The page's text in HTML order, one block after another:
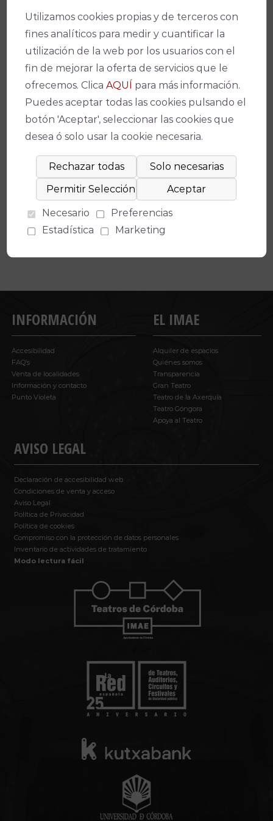
*Disponible para un número limitado de
localidades por espectáculo
Facebook
X WhatsApp
Email
Copy
Link
Espectáculos relacionados
No se ha encontrado un evento relacionado.
INFORMACIÓN
Accesibilidad
FAQ’s
Venta de localidades
Información y contacto
Punto Violeta
AVISO LEGAL
Declaración de accesibilidad web
Condiciones de venta y acceso
Aviso Legal
Política de Privacidad
Política de cookies
Compromiso con la protección de datos personales
Inventario de actividades de tratamiento
Modo lectura fácil
EL IMAE
Alquiler de espacios
Quiénes somos
Transparencia
Gran Teatro
Teatro de la Axerquía
Teatro Góngora
Apoya al Teatro
Utilizamos cookies propias y de terceros con
fines analíticos para medir y cuantificar la
utilización de la web por los usuarios con el
fin de mejorar la oferta de servicios que le
ofrecemos. ClicaAQUÍ
para más información.
Puedes aceptar todas las cookies pulsando el
botón 'Aceptar', seleccionar las cookies que
desea ó solo usar la cookie necesaria.
Necesario
Preferencias
Estadística
Marketing